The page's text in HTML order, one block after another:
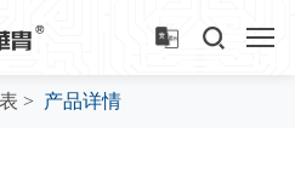
> 产品详情